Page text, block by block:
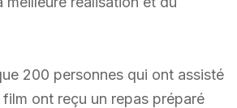
200 personnes qui ont assisté
ont reçu un repas préparé